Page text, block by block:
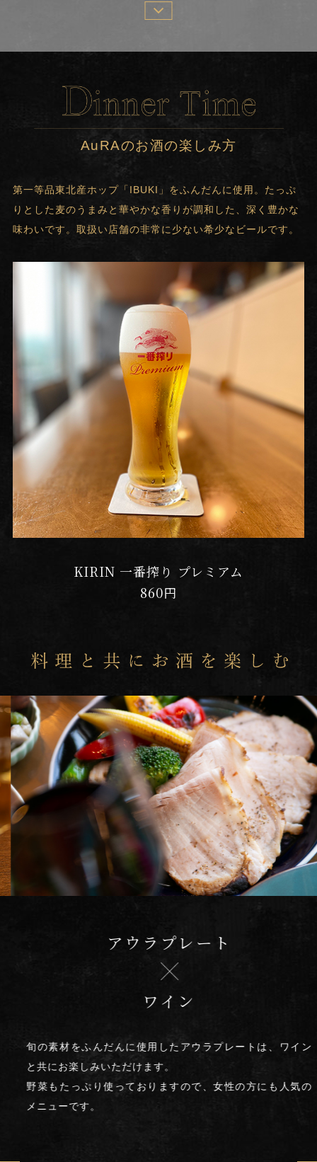
AuRAのお酒の楽しみ方
第一等品東北産ホップ「IBUKI」をふんだんに使用。たっぷ
りとした麦のうまみと華やかな香りが調和した、深く豊かな
味わいです。取扱い店舗の非常に少ない希少なビールです。
KIRIN 一番搾り プレミアム
860円
アウラプレート
ワイン
旬の素材をふんだんに使用したアウラプレートは、ワイン
と共にお楽しみいただけます。
野菜もたっぷり使っておりますので、女性の方にも人気の
メニューです。